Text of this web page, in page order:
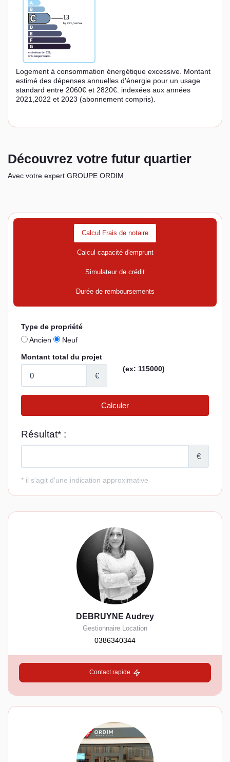
Logement à consommation énergétique excessive. Montant
estimé des dépenses annuelles d'énergie pour un usage
standard entre 2060€ et 2820€. indexées aux années
2021,2022 et 2023 (abonnement compris).
Découvrez votre futur quartier
Avec votre expert GROUPE ORDIM
Calcul Frais de notaire
Calcul capacité d'emprunt
Simulateur de crédit
Durée de remboursements
DEBRUYNE Audrey
Gestionnaire Location
0386340344
Contact rapide